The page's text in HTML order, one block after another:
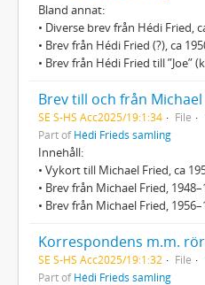
Bland annat:
• Diverse brev från Hédi Fried,
• Brev från Hédi Fried (?), ca
• Brev från Hédi Fried till ”Joe”
Brev till och från Michael
SE S-HS Acc2025/19:1:34 File
Part ofHédi Frieds samling
Innehåll:
• Vykort till Michael Fried, ca
• Brev från Michael Fried,
• Brev från Michael Fried,
SE S-HS Acc2025/19:1:32 File
Part ofHédi Frieds samling